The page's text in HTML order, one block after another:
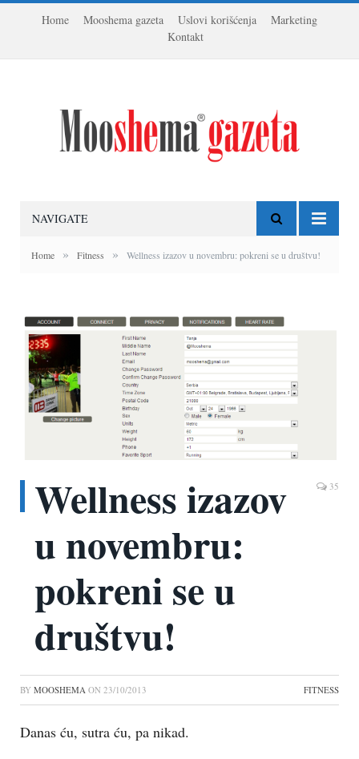
Home Mooshema gazeta Uslovi korišćenja
Marketing
Kontakt
NAVIGATE
Home » Fitness » Wellness izazov u novembru: pokreni se u društvu!
Wellness izazov
u novembru:
pokreni se u
društvu!
35
BY MOOSHEMA ON 23/10/2013 FITNESS
Danas ću, sutra ću, pa nikad.